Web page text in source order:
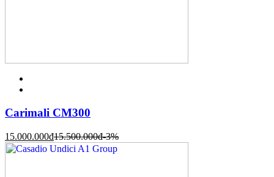
Carimali CM300
15.000.000đ15.500.000đ-3%